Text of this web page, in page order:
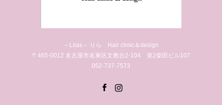
～Lilas～ りら Hair clinic＆design
〒465-0012 名古屋市名東区文教台2-104 第2柴田ビル107
052-737-7573